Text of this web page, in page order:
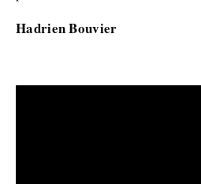
Hadrien Bouvier